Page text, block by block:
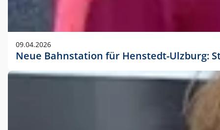
09.04.2026
Neue Bahnstation für Henstedt-Ulzburg: